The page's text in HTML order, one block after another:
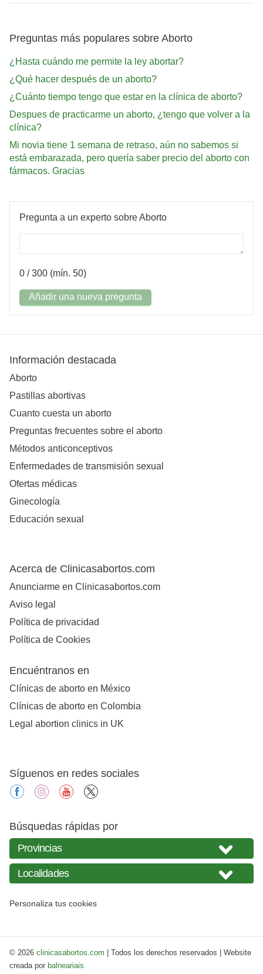
Preguntas más populares sobre Aborto
¿Hasta cuándo me permite la ley abortar?
¿Qué hacer después de un aborto?
¿Cuánto tiempo tengo que estar en la clínica de aborto?
Despues de practicarme un aborto, ¿tengo que volver a la
clínica?
Mi novia tiene 1 semana de retraso, aún no sabemos si
está embarazada, pero quería saber precio del aborto con
fármacos. Gracias
Pregunta a un experto sobre Aborto
0 / 300 (mín. 50)
Añadir una nueva pregunta
Información destacada
Aborto
Pastillas abortivas
Cuanto cuesta un aborto
Preguntas frecuentes sobre el aborto
Métodos anticonceptivos
Enfermedades de transmisión sexual
Ofertas médicas
Ginecología
Educación sexual
Acerca de Clinicasabortos.com
Anunciarme en Clinicasabortos.com
Aviso legal
Política de privacidad
Política de Cookies
Encuéntranos en
Clínicas de aborto en México
Clínicas de aborto en Colombia
Legal abortion clinics in UK
Síguenos en redes sociales
facebookinstagramyoutube
Búsquedas rápidas por
Personaliza tus cookies
© 2026 clinicasabortos.com | Todos los derechos reservados | Website
creada por balneariais